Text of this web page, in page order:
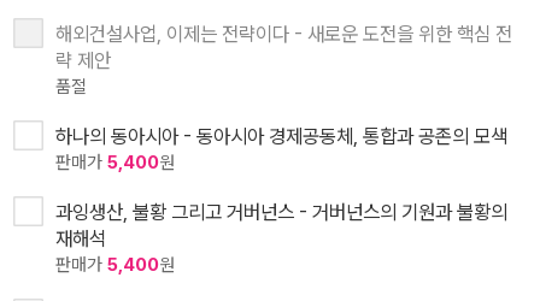
해외건설사업, 이제는 전략이다 - 새로운 도전을 위한 핵심 전
략 제안
품절
하나의 동아시아 - 동아시아 경제공동체, 통합과 공존의 모색
판매가 5,400원
과잉생산, 불황 그리고 거버넌스 - 거버넌스의 기원과 불황의
재해석
판매가 5,400원